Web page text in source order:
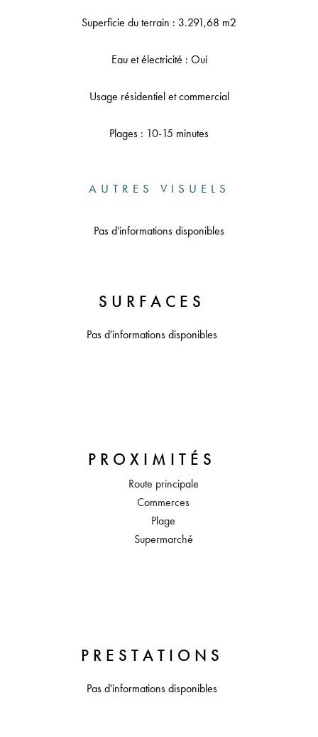
Superficie du terrain : 3.291,68 m2
Eau et électricité : Oui
Usage résidentiel et commercial
Plages : 10-15 minutes
AUTRES VISUELS
Pas d'informations disponibles
SURFACES
Pas d'informations disponibles
PROXIMITÉS
Route principale
Commerces
Plage
Supermarché
PRESTATIONS
Pas d'informations disponibles